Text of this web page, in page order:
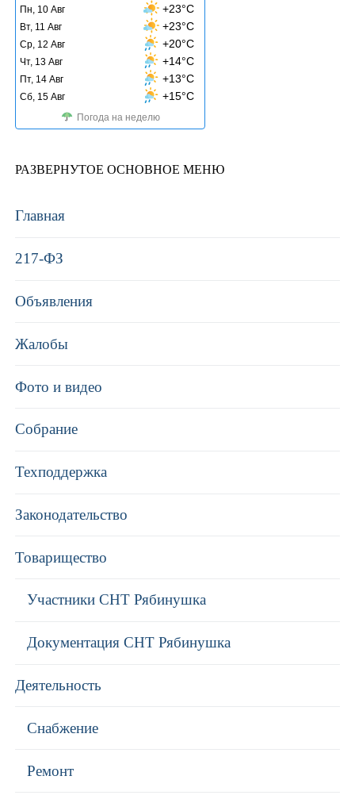
Пн, 10 Авг +23°C
Вт, 11 Авг +23°C
Ср, 12 Авг +20°C
Чт, 13 Авг +14°C
Пт, 14 Авг +13°C
Сб, 15 Авг +15°C
Погода на неделю
РАЗВЕРНУТОЕ ОСНОВНОЕ МЕНЮ
Главная
217-ФЗ
Объявления
Жалобы
Фото и видео
Собрание
Техподдержка
Законодательство
Товарищество
Участники СНТ Рябинушка
Документация СНТ Рябинушка
Деятельность
Снабжение
Ремонт